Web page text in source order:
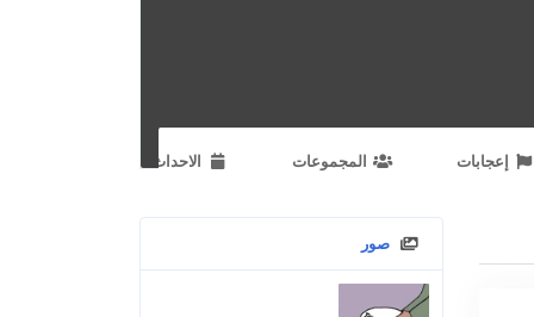
إعجابات المجموعات الاحداث
صور